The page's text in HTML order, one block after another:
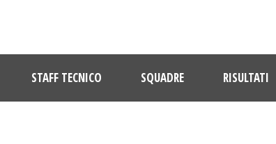
STAFF TECNICO SQUADRE RISULTATI